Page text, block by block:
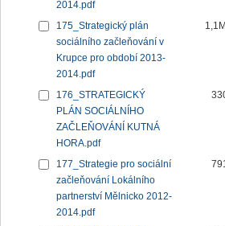
2014.pdf
175_Strategický plán
sociálního začleňování v
Krupce pro období 2013-
2014.pdf
176_STRATEGICKÝ
PLÁN SOCIÁLNÍHO
ZAČLEŇOVÁNÍ KUTNÁ
HORA.pdf
177_Strategie pro sociální
začleňování Lokálního
partnerství Mělnicko 2012-
2014.pdf